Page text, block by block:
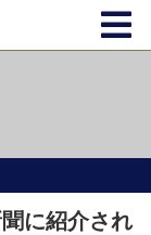
に紹介され